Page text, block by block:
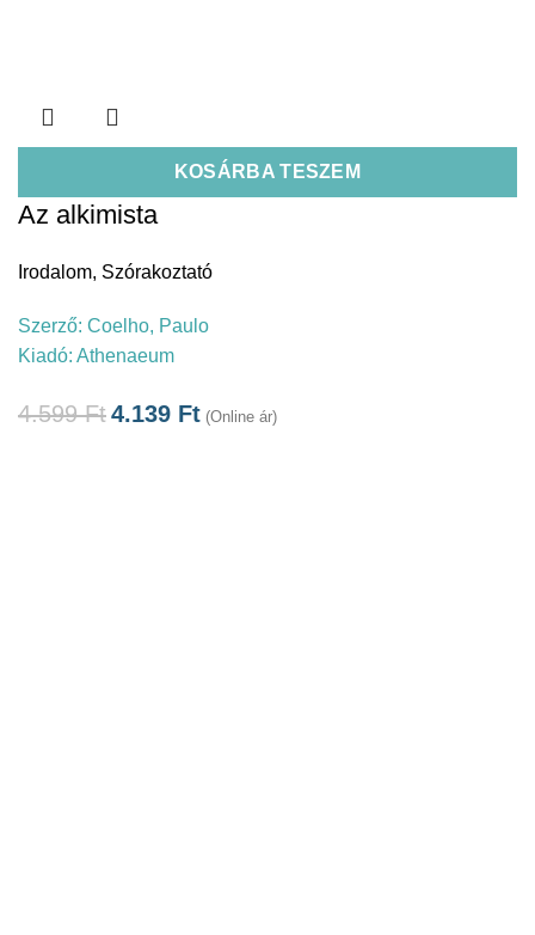
KOSÁRBA TESZEM
Az alkimista
Irodalom, Szórakoztató
Szerző: Coelho, Paulo
Kiadó: Athenaeum
4.599Ft4.139 Ft (Online ár)